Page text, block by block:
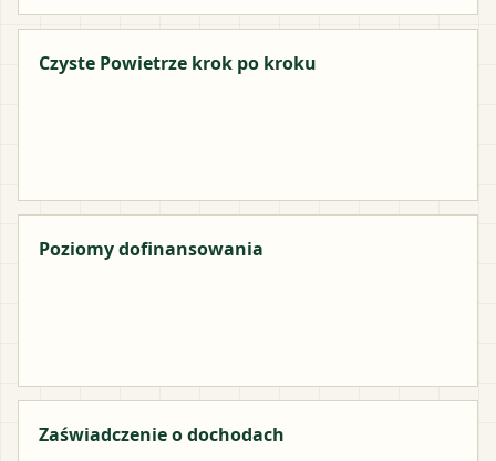
Czyste Powietrze krok po kroku
Poziomy dofinansowania
Zaświadczenie o dochodach